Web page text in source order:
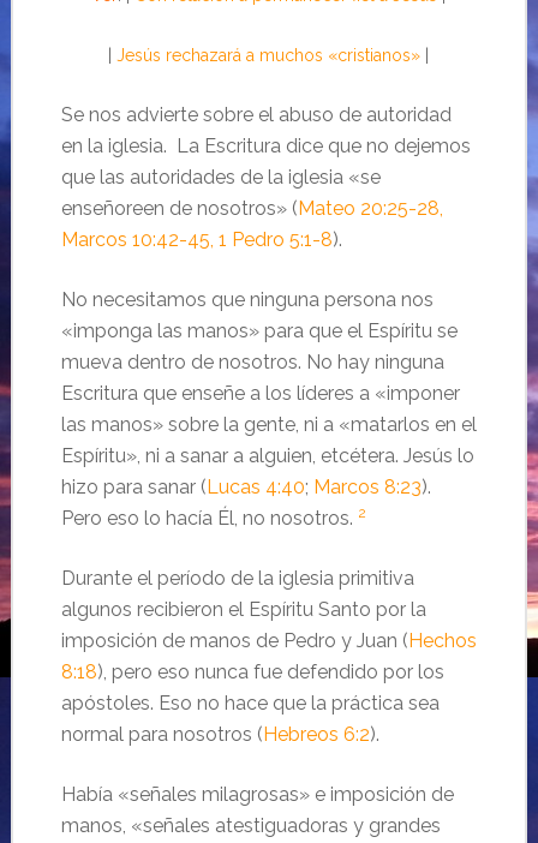
|Jesús rechazará a muchos «cristianos» |
Se nos advierte sobre el abuso de autoridad
en la iglesia. La Escritura dice que no dejemos
que las autoridades de la iglesia «se
enseñoreen de nosotros» (Mateo 20:25-28,
Marcos 10:42-45, 1 Pedro 5:1-8).
No necesitamos que ninguna persona nos
«imponga las manos» para que el Espíritu se
mueva dentro de nosotros. No hay ninguna
Escritura que enseñe a los líderes a «imponer
las manos» sobre la gente, ni a «matarlos en el
Espíritu», ni a sanar a alguien, etcétera. Jesús lo
hizo para sanar (Lucas 4:40; Marcos 8:23).
Pero eso lo hacía Él, no nosotros. 2
Durante el período de la iglesia primitiva
algunos recibieron el Espíritu Santo por la
imposición de manos de Pedro y Juan (Hechos
8:18), pero eso nunca fue defendido por los
apóstoles. Eso no hace que la práctica sea
normal para nosotros (Hebreos 6:2).
Había «señales milagrosas» e imposición de
manos, «señales atestiguadoras y grandes